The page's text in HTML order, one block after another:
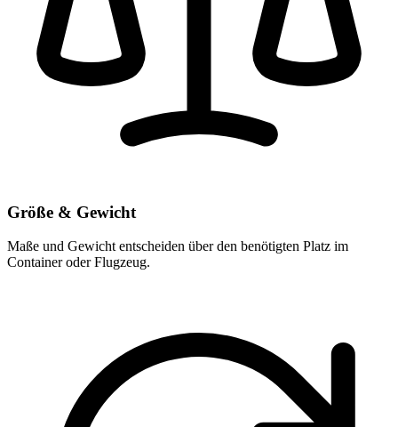
Größe & Gewicht
Maße und Gewicht entscheiden über den benötigten Platz im
Container oder Flugzeug.